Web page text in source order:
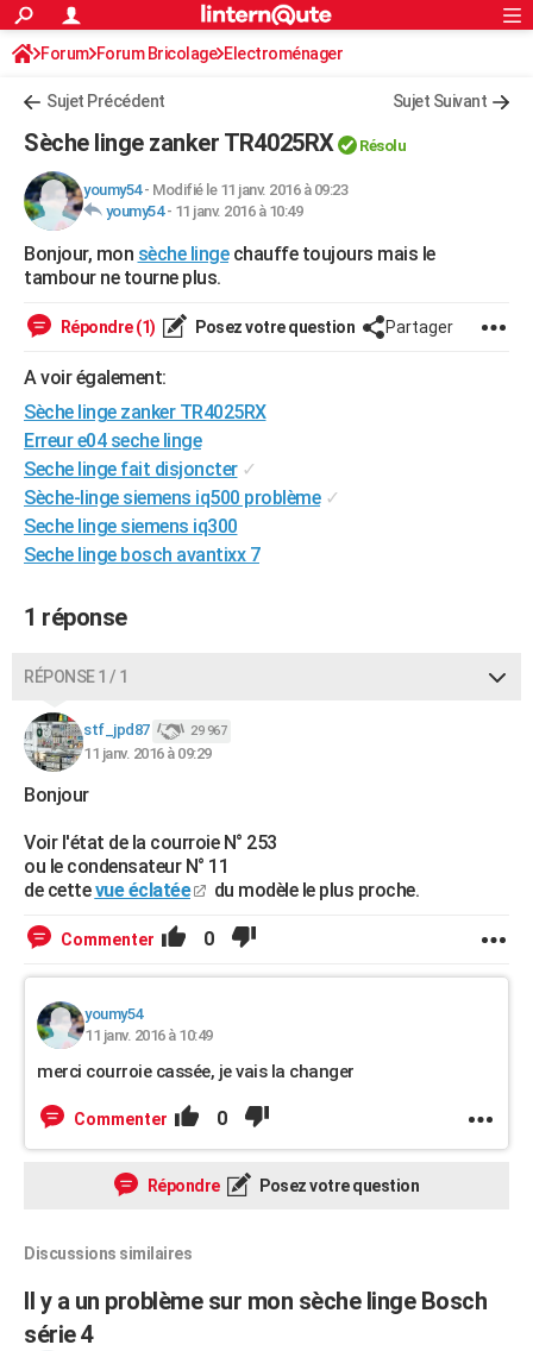
ACTUALITÉS
Politique
Société
Faits Divers
Education
Monde
Villes
+
FINANCE
Retraite
Impôts
Epargne
Immobilier
Risques naturels par ville
Banque
Assurance
Crédit
AUTO
Essais
Réserver un essai
Citadines
Berlines
SUV
Forum auto
+HIGH-TECH
Mobiles
Meilleur smartphone
Internet
Ordinateurs
Jeux vidéo
Guide high-tech
BRICOLAGE
WEEK-END
Guides de France
Escapades
Patrimoine
Expositions
Musées
Week-end nature
+LIFESTYLE
Art de vivre
Bien-être
Loisirs
ModeModes de vie
SANTE
Alimentation
Guide de la santé
Maladies
Médicaments
Sommeil
Destinations
City break
Voyage nature
Voyage de noces
Forum
Climat
+PHOTO
GUIDES D'ACHAT
Carte de Noël
Carte Bonne année
Carte Saint-Valentin
Carte Pâques
Carte d'anniversaire
DICTIONNAIRE
Dictionnaire
Biographies
Citations
Expressions
Proverbes
PROGRAMME TV
COPAINS D'AVANT
S'inscrire
Se connecter
Lycées
Collèges
Primaires
Universités
Entreprises
Service militaire
Avis de recherche
AVIS DE DÉCÈS
FORUM
S'inscrire
Connexion
Forum Forum Bricolage Electroménager
Sujet Précédent Sujet Suivant
Sèche linge zanker TR4025RX Résolu
youmy54- Modifié le 11 janv. 2016 à 09:23
youmy54- 11 janv. 2016 à 10:49
Bonjour, mon sèche lingechauffe toujours mais le
tambour ne tourne plus.
Répondre (1) Posez votre question Partager
A voir également:
Sèche linge zanker TR4025RX
Erreur e04 seche linge
Seche linge fait disjoncter ✓
Sèche-linge siemens iq500 problème ✓
Seche linge siemens iq300
Seche linge bosch avantixx 7
1 réponse
RÉPONSE 1 / 1
stf_jpd87 29 967
11 janv. 2016 à 09:29
Bonjour
Voir l'état de la courroie N° 253
ou le condensateur N° 11
de cettevue éclatée du modèle le plus proche.
Commenter 0
youmy54
11 janv. 2016 à 10:49
merci courroie cassée, je vais la changer
Commenter 0
Répondre Posez votre question
Discussions similaires
Il y a un problème sur mon sèche linge Bosch
série 4